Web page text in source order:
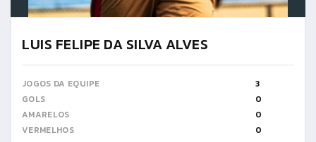
LUIS FELIPE DA SILVA ALVES
JOGOS DA EQUIPE
3
GOLS
0
AMARELOS
0
VERMELHOS
0